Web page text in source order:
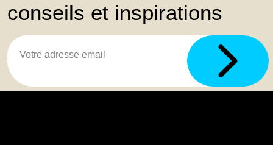
conseils et inspirations